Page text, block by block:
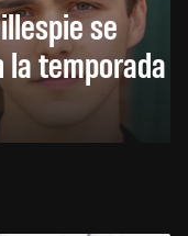
se
la temporada